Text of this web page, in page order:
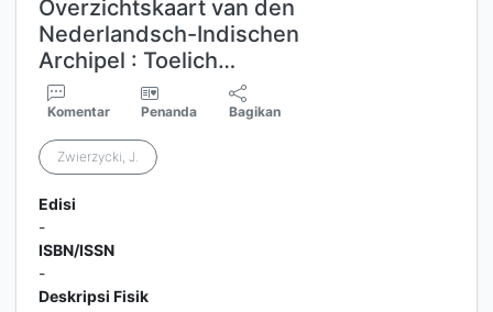
Overzichtskaart van den
Nederlandsch-Indischen
Archipel : Toelich…
Komentar Penanda Bagikan
Zwierzycki, J.
Edisi
-
ISBN/ISSN
-
Deskripsi Fisik